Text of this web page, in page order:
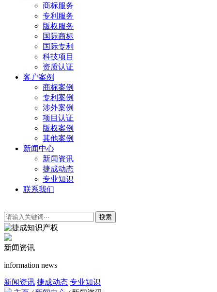
商标服务
专利服务
版权服务
国际商标
国际专利
科技项目
资质认证
客户案例
商标案例
专利案例
涉外案例
项目认证
版权案例
其他案例
新闻中心
新闻资讯
捷成动态
专业知识
联系我们
搜索
新闻资讯
information news
新闻资讯 捷成动态 专业知识